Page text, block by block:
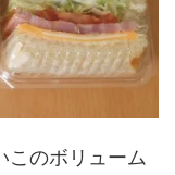
このボリューム